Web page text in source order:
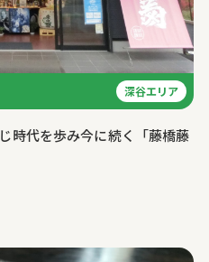
深谷エリア
時代を歩み今に続く「藤橋藤